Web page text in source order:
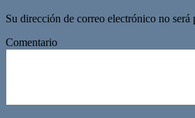
Su dirección de correo electrónico no será
Comentario